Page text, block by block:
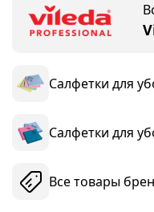
Салфетки для
Салфетки для
Все товары